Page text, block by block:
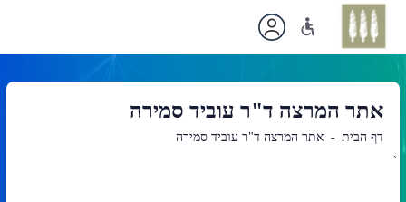
אתר המרצה ד"ר עוביד סמירה
דף הבית אתר המרצה ד"ר עוביד סמירה
`